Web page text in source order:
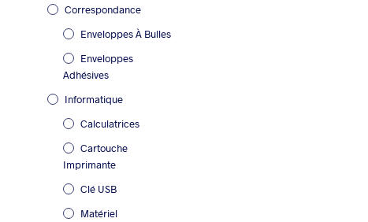
Correspondance
Enveloppes À Bulles
Enveloppes
Adhésives
Informatique
Calculatrices
Cartouche
Imprimante
Clé USB
Matériel